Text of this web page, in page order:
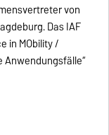
von
Das IAF
in MObility /